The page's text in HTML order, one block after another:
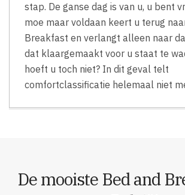
stap. De ganse dag is van u, u bent
moe maar voldaan keert u terug
Breakfast en verlangt alleen naar
dat klaargemaakt voor u staat te
hoeft u toch niet? In dit geval telt
comfortclassificatie helemaal niet
De mooiste Bed and